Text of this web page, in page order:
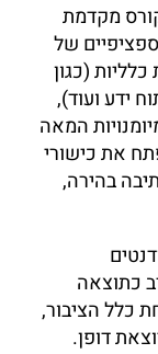
מקדמת
של
(כגון
ידע ועוד),
המאה
את כישורי
בהירה,
כתוצאה
כלל הציבור,
דופן.